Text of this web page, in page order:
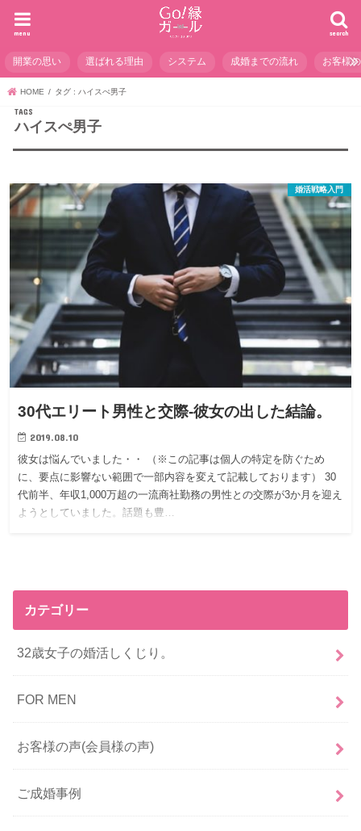
search
menu
開業の思い 選ばれる理由 システム 成婚までの流れ お客様
HOME タグ : ハイスぺ男子
ハイスぺ男子
婚活戦略入門
30代エリート男性と交際-彼女の出した結論。
2019.08.10
彼女は悩んでいました・・ （※この記事は個人の特定を防ぐため
に、要点に影響ない範囲で一部内容を変えて記載しております） 30
代前半、年収1,000万超の一流商社勤務の男性との交際が3か月を迎え
ようとしていました。話題も豊…
カテゴリー
32歳女子の婚活しくじり。
FOR MEN
お客様の声(会員様の声)
ご成婚事例